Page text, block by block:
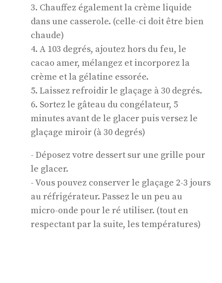
3. Chauffez également la crème liquide
dans une casserole. (celle-ci doit être bien
chaude)
4. A 103 degrés, ajoutez hors du feu, le
cacao amer, mélangez et incorporez la
crème et la gélatine essorée.
5. Laissez refroidir le glaçage à 30 degrés.
6. Sortez le gâteau du congélateur, 5
minutes avant de le glacer puis versez le
glaçage miroir (à 30 degrés)
- Déposez votre dessert sur une grille pour
le glacer.
- Vous pouvez conserver le glaçage 2-3 jours
au réfrigérateur. Passez le un peu au
micro-onde pour le ré utiliser. (tout en
respectant par la suite, les températures)